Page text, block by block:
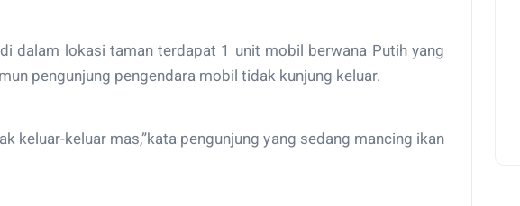
dalam lokasi taman terdapat 1 unit mobil berwana Putih yang
pengunjung pengendara mobil tidak kunjung keluar.
keluar-keluar mas,”kata pengunjung yang sedang mancing ikan